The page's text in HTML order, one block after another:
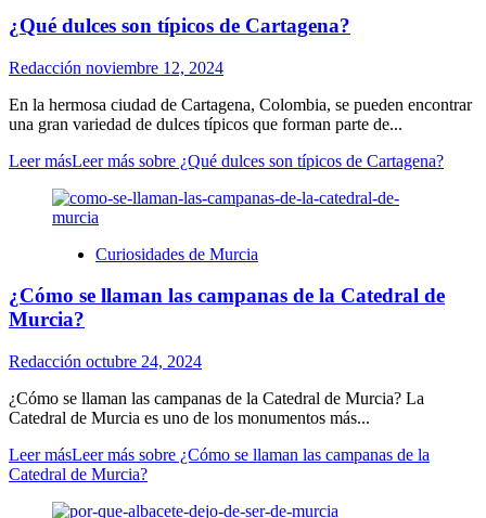
¿Qué dulces son típicos de Cartagena?
Redacción noviembre 12, 2024
En la hermosa ciudad de Cartagena, Colombia, se pueden encontrar
una gran variedad de dulces típicos que forman parte de...
Leer másLeer más sobre ¿Qué dulces son típicos de Cartagena?
Curiosidades de Murcia
¿Cómo se llaman las campanas de la Catedral de
Murcia?
Redacción octubre 24, 2024
¿Cómo se llaman las campanas de la Catedral de Murcia? La
Catedral de Murcia es uno de los monumentos más...
Leer másLeer más sobre ¿Cómo se llaman las campanas de la
Catedral de Murcia?